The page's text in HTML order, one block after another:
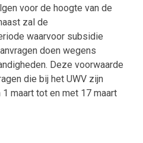
voor de hoogte van de
zal de
waarvoor subsidie
doen wegens
Deze voorwaarde
die bij het UWV zijn
maart tot en met 17 maart